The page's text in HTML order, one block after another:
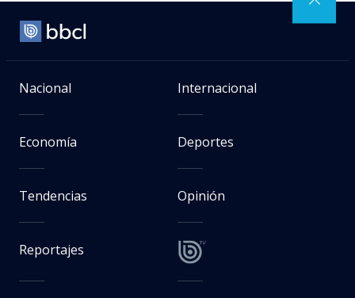
Nacional Internacional
Economía Deportes
Tendencias Opinión
Reportajes